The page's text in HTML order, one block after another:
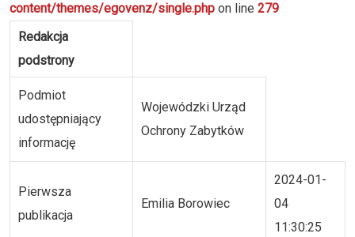
content/themes/egovenz/single.php on line 279
Redakcja
podstrony
Podmiot
udostępniający
informację
Wojewódzki Urząd
Ochrony Zabytków
Pierwsza
publikacja
Emilia Borowiec
2024-01-
04
11:30:25